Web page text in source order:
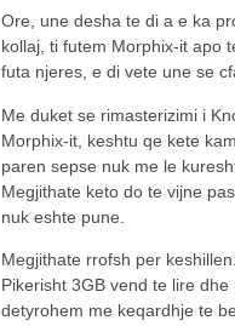
Ore, une desha te di a e ka
kollaj, ti futem Morphix-it apo
futa njeres, e di vete une se
Me duket se rimasterizimi i
Morphix-it, keshtu qe kete
paren sepse nuk me le
Megjithate keto do te vijne
nuk eshte pune.
Megjithate rrofsh per
Pikerisht 3GB vend te lire
detyrohem me keqardhje te